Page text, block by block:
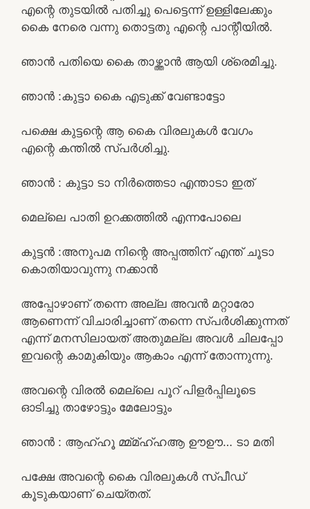
എന്റെ തുടയിൽ പതിച്ചു പെട്ടെന്ന് ഉള്ളിലേക്കും
കൈ നേരെ വന്നു തൊട്ടതു എന്റെ പാന്റീയിൽ.
ഞാൻ പതിയെ കൈ താഴ്ത്താൻ ആയി ശ്രെമിച്ചു.
ഞാൻ :കുട്ടാ കൈ എടുക്ക് വേണ്ടാട്ടോ
പക്ഷെ കുട്ടന്റെ ആ കൈ വിരലുകൾ വേഗം
എന്റെ കന്തിൽ സ്പർശിച്ചു.
ഞാൻ : കുട്ടാ ടാ നിർത്തെടാ എന്താടാ ഇത്
മെല്ലെ പാതി ഉറക്കത്തിൽ എന്നപോലെ
കുട്ടൻ :അനുപമ നിന്റെ അപ്പത്തിന് എന്ത് ചൂടാ
കൊതിയാവുന്നു നക്കാൻ
അപ്പോഴാണ് തന്നെ അല്ല അവൻ മറ്റാരോ
ആണെന്ന് വിചാരിച്ചാണ് തന്നെ സ്പർശിക്കുന്നത്
എന്ന് മനസിലായത് അതുമല്ല അവൾ ചിലപ്പോ
ഇവന്റെ കാമുകിയും ആകാം എന്ന് തോന്നുന്നു.
അവന്റെ വിരൽ മെല്ലെ പൂറ് പിളർപ്പിലൂടെ
ഓടിച്ചു താഴോട്ടും മേലോട്ടും
ഞാൻ : ആഹ്ഹൂ മ്മ്മ്ഹ്ഹആ ഊഊ… ടാ മതി
പക്ഷേ അവന്റെ കൈ വിരലുകൾ സ്പീഡ്
കൂടുകയാണ് ചെയ്തത്.